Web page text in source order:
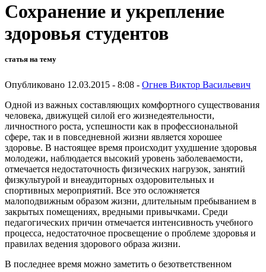
Сохранение и укрепление
здоровья студентов
статья на тему
Опубликовано 12.03.2015 - 8:08 - Огнев Виктор Васильевич
Одной из важных составляющих комфортного существования
человека, движущей силой его жизнедеятельности,
личностного роста, успешности как в профессиональной
сфере, так и в повседневной жизни является хорошее
здоровье. В настоящее время происходит ухудшение здоровья
молодежи, наблюдается высокий уровень заболеваемости,
отмечается недостаточность физических нагрузок, занятий
физкультурой и внеаудиторных оздоровительных и
спортивных мероприятий. Все это осложняется
малоподвижным образом жизни, длительным пребыванием в
закрытых помещениях, вредными привычками. Среди
педагогических причин отмечается интенсивность учебного
процесса, недостаточное просвещение о проблеме здоровья и
правилах ведения здорового образа жизни.
В последнее время можно заметить о безответственном